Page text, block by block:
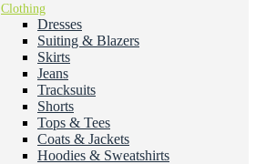
Clothing
Dresses
Suiting & Blazers
Skirts
Jeans
Tracksuits
Shorts
Tops & Tees
Coats & Jackets
Hoodies & Sweatshirts